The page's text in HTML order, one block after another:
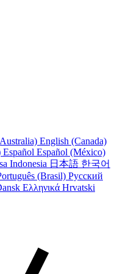
English (Canada)
Español Español (México)
Indonesia 日本語 한국어
(Brasil) Русский
Ελληνικά Hrvatski